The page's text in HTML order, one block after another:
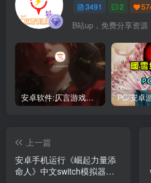
3491 2
安卓软件:仄言游戏库4.0APP全新上架了！没有下的赶紧下载呀！
上一篇
安卓手机运行《崛起力量添
命人》中文switch模拟器！